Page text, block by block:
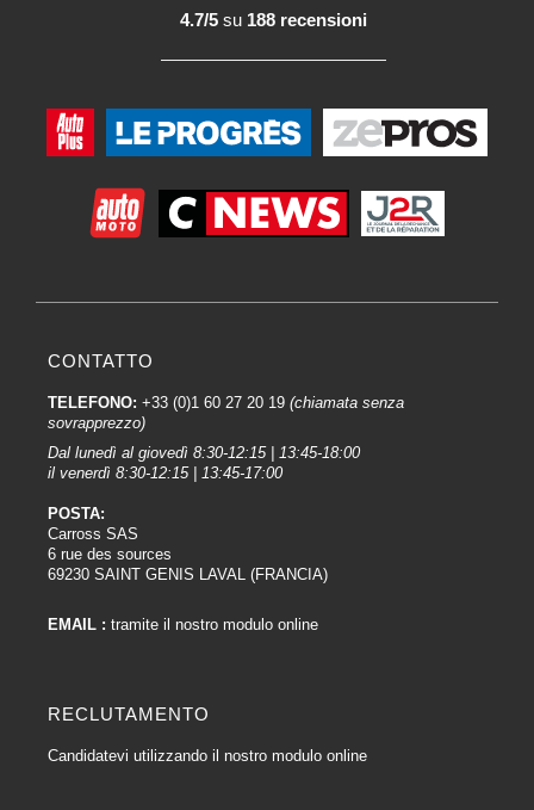
4.7/5su 188 recensioni
CONTATTO
TELEFONO: +33 (0)1 60 27 20 19 (chiamata senza
sovrapprezzo)
Dal lunedì al giovedì 8:30-12:15 | 13:45-18:00
il venerdì 8:30-12:15 | 13:45-17:00
POSTA:
Carross SAS
6 rue des sources
69230 SAINT GENIS LAVAL (FRANCIA)
EMAIL : tramite il nostro modulo online
RECLUTAMENTO
Candidatevi utilizzando il nostro modulo online